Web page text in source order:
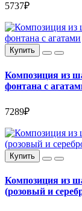
5737₽
Купить
Композиция из
фонтана с
7289₽
Купить
Композиция из
(розовый и